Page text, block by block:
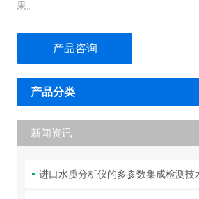
果。
中可以 直观操作，并快速获得结果，而且
产品咨询
产品分类
新闻资讯
进口水质分析仪的多参数集成检测技